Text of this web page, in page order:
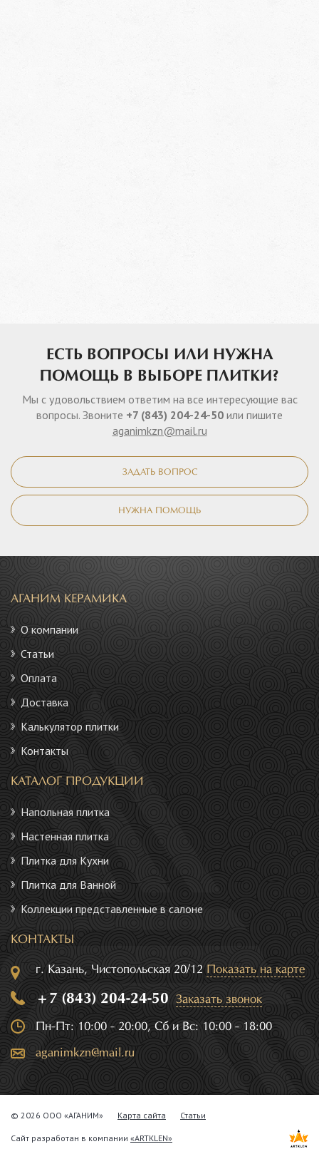
ЕСТЬ ВОПРОСЫ ИЛИ НУЖНА
ПОМОЩЬ В ВЫБОРЕ ПЛИТКИ?
Мы с удовольствием ответим на все интересующие вас
вопросы. Звоните +7 (843) 204-24-50 или пишите
aganimkzn@mail.ru
ЗАДАТЬ ВОПРОС
НУЖНА ПОМОЩЬ
АГАНИМ КЕРАМИКА
О компании
Статьи
Оплата
Доставка
Калькулятор плитки
Контакты
КАТАЛОГ ПРОДУКЦИИ
Напольная плитка
Настенная плитка
Плитка для Кухни
Плитка для Ванной
Коллекции представленные в салоне
КОНТАКТЫ
г. Казань, Чистопольская 20/12 Показать на карте
+7 (843) 204-24-50 Заказать звонок
Пн-Пт: 10:00 - 20:00, Сб и Вс: 10:00 - 18:00
aganimkzn@mail.ru
© 2026 ООО «АГАНИМ» Карта сайта Статьи
Сайт разработан в компании «ARTKLEN»